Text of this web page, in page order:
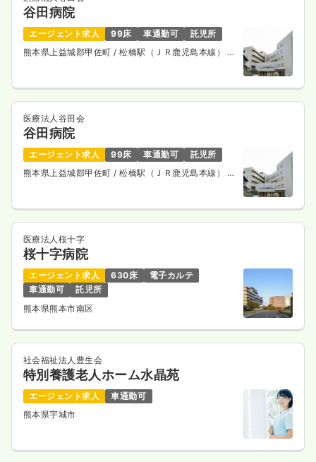
谷田病院
エージェント求人 99床 車通勤可
託児所
熊本県上益城郡甲佐町/ 松橋駅（ＪＲ鹿児島本線） 車
医療法人谷田会
谷田病院
エージェント求人 99床 車通勤可
託児所
熊本県上益城郡甲佐町/ 松橋駅（ＪＲ鹿児島本線） 車
医療法人桜十字
桜十字病院
エージェント求人 630床
電子カルテ
車通勤可
託児所
熊本県熊本市南区
社会福祉法人豊生会
特別養護老人ホーム水晶苑
エージェント求人
車通勤可
熊本県宇城市